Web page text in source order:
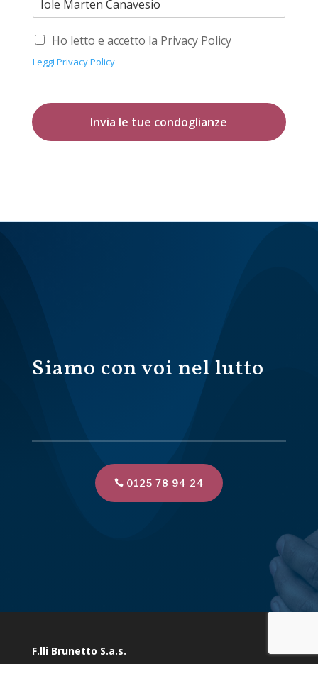
Ho letto e accetto la Privacy Policy
Leggi Privacy Policy
Invia le tue condoglianze
Siamo con voi nel lutto
0125 78 94 24
F.lli Brunetto S.a.s.
Via Marconi 10